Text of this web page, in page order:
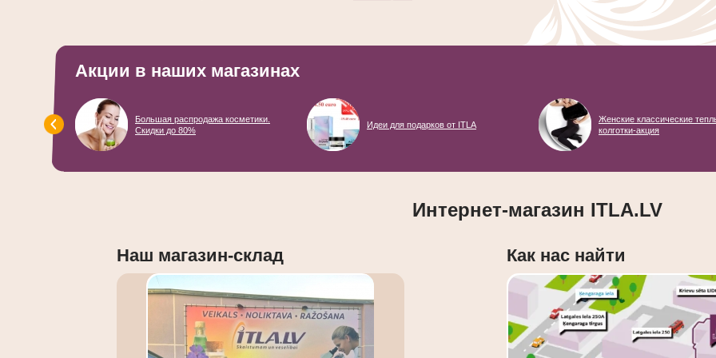
Акции в наших магазинах
Большая распродажа косметики.
Скидки до 80%
Идеи для подарков от ITLA
Женские классические
колготки-акция
Интернет-магазин ITLA.LV
Наш магазин-склад Как нас найти